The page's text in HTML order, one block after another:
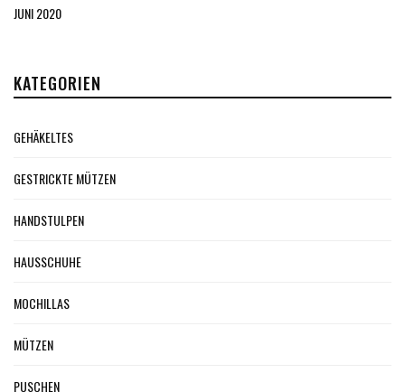
JUNI 2020
KATEGORIEN
GEHÄKELTES
GESTRICKTE MÜTZEN
HANDSTULPEN
HAUSSCHUHE
MOCHILLAS
MÜTZEN
PUSCHEN